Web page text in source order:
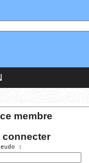
membre
connecter
: